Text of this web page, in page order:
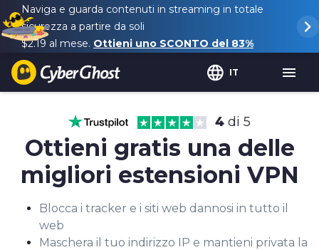
Naviga e guarda contenuti in streaming in totale
sicurezza a partire da soli
$2.19 al mese. Ottieni uno SCONTO del 83%
IT
4 di 5
Ottieni gratis una delle
migliori estensioni VPN
Blocca i tracker e i siti web dannosi in tutto il
web
Maschera il tuo indirizzo IP e mantieni privata la